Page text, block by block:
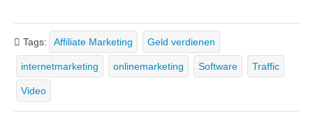
Tags: Affiliate Marketing Geld verdienen
internetmarketing onlinemarketing Software Traffic
Video